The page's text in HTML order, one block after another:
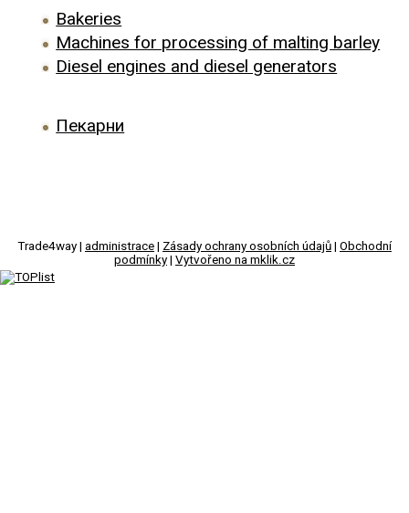
Bakeries
Machines for processing of malting barley
Diesel engines and diesel generators
Пекарни
Trade4way | administrace | Zásady ochrany osobních údajů | Obchodní
podmínky | Vytvořeno na mklik.cz